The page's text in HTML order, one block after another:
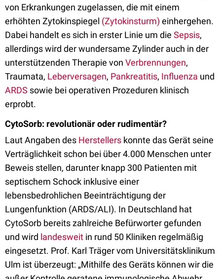
von Erkrankungen zugelassen, die mit einem
erhöhten Zytokinspiegel (Zytokinsturm) einhergehen.
Dabei handelt es sich in erster Linie um die Sepsis,
allerdings wird der wundersame Zylinder auch in der
unterstützenden Therapie von Verbrennungen,
Traumata, Leberversagen, Pankreatitis, Influenza und
ARDS sowie bei operativen Prozeduren klinisch
erprobt.
CytoSorb: revolutionär oder rudimentär?
Laut Angaben des Herstellers konnte das Gerät seine
Verträglichkeit schon bei über 4.000 Menschen unter
Beweis stellen, darunter knapp 300 Patienten mit
septischem Schock inklusive einer
lebensbedrohlichen Beeinträchtigung der
Lungenfunktion (ARDS/ALI). In Deutschland hat
CytoSorb bereits zahlreiche Befürworter gefunden
und wird landesweit in rund 50 Kliniken regelmäßig
eingesetzt. Prof. Karl Träger vom Universitätsklinikum
Ulm ist überzeugt: „Mithilfe des Geräts können wir die